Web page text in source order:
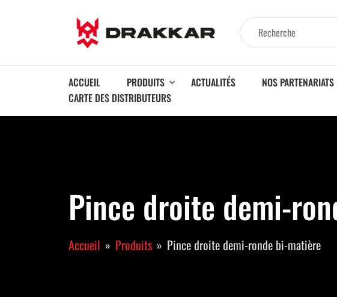
ACCUEIL PRODUITS ACTUALITÉS NOS PARTENARIATS
CARTE DES DISTRIBUTEURS
Pince droite demi-
Accueil Produits Pince droite demi-ronde bi-matière